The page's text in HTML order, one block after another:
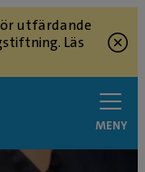
utfärdande
Läs
MENY